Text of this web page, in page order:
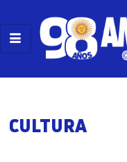
CULTURA